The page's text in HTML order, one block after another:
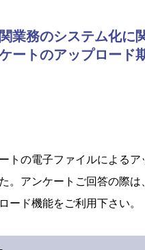
関業務のシステム化に
ートのアップロード
トの電子ファイルによるア
。アンケートご回答の際は
ード機能をご利用下さい。